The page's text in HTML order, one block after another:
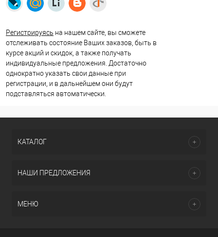
Регистрируясь на нашем сайте, вы сможете
отслеживать состояние Ваших заказов, быть в
курсе акций и скидок, а также получать
индивидуальные предложения. Достаточно
однократно указать свои данные при
регистрации, и в дальнейшем они будут
подставляться автоматически.
КАТАЛОГ
НАШИ ПРЕДЛОЖЕНИЯ
МЕНЮ